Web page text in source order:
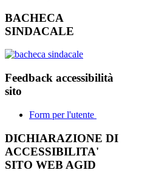
BACHECA
SINDACALE
Feedback accessibilità
sito
Form per l'utente
DICHIARAZIONE DI
ACCESSIBILITA'
SITO WEB AGID